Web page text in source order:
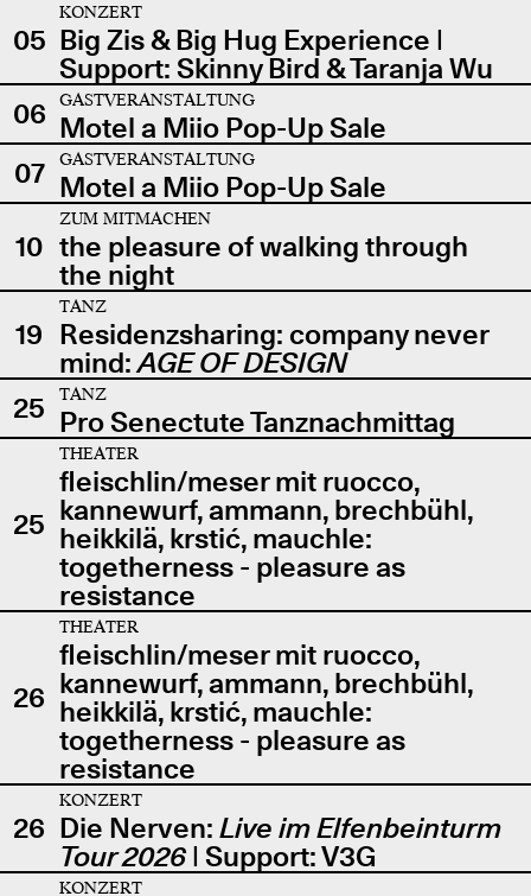
05
KONZERT
Big Zis & Big Hug Experience |
Support: Skinny Bird & Taranja Wu
06
GASTVERANSTALTUNG
Motel a Miio Pop-Up Sale
07
GASTVERANSTALTUNG
Motel a Miio Pop-Up Sale
10
ZUM MITMACHEN
the pleasure of walking through
the night
19
TANZ
Residenzsharing: company never
mind:AGE OF DESIGN
25
TANZ
Pro Senectute Tanznachmittag
25
THEATER
fleischlin/meser mit ruocco,
kannewurf, ammann, brechbühl,
heikkilä, krstić, mauchle:
togetherness - pleasure as
resistance
26
THEATER
fleischlin/meser mit ruocco,
kannewurf, ammann, brechbühl,
heikkilä, krstić, mauchle:
togetherness - pleasure as
resistance
26
KONZERT
Die Nerven: Live im Elfenbeinturm
Tour 2026| Support: V3G
KONZERT